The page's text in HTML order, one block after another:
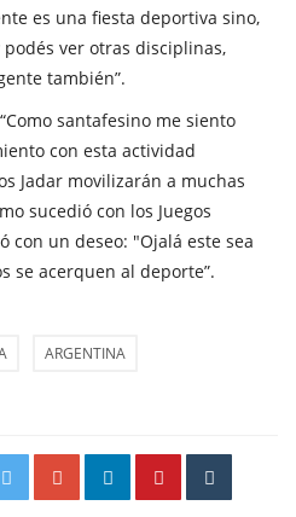
es una fiesta deportiva sino,
ver otras disciplinas,
también”.
santafesino me siento
con esta actividad
Jadar movilizarán a muchas
sucedió con los Juegos
con un deseo: "Ojalá este sea
se acerquen al deporte”.
ARGENTINA